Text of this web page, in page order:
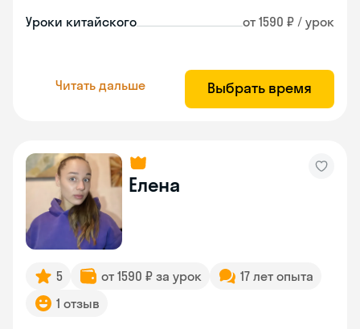
Уроки китайского от 1590 ₽ / урок
Читать дальше Выбрать время
Елена
5 от 1590 ₽ за урок
17 лет опыта
1 отзыв